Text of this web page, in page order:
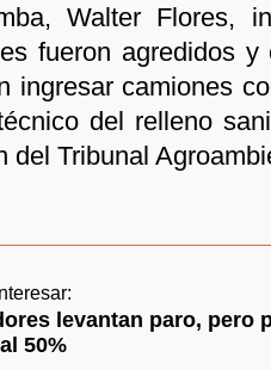
Walter Flores,
fueron agredidos
ingresar camiones
del relleno
del Tribunal
levantan paro, pero
50%